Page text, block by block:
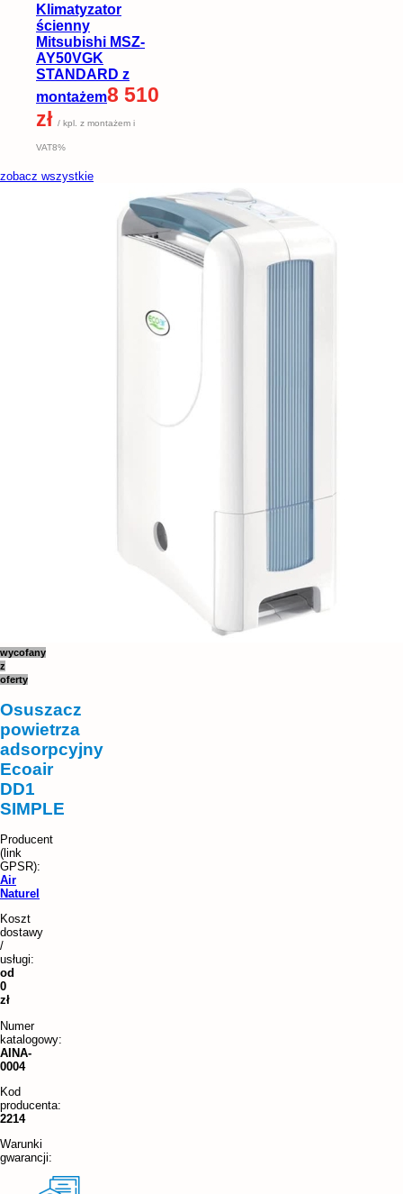
Klimatyzator
ścienny
Mitsubishi MSZ-
AY50VGK
STANDARD z
montażem8 510
zł / kpl. z montażem i
VAT8%
zobacz wszystkie
wycofany
z
oferty
Osuszacz
powietrza
adsorpcyjny
Ecoair
DD1
SIMPLE
Air
Naturel
Koszt
dostawy
/
usługi:
od
0
zł
Numer
katalogowy:
AINA-
0004
Kod
producenta:
2214
Warunki
gwarancji: